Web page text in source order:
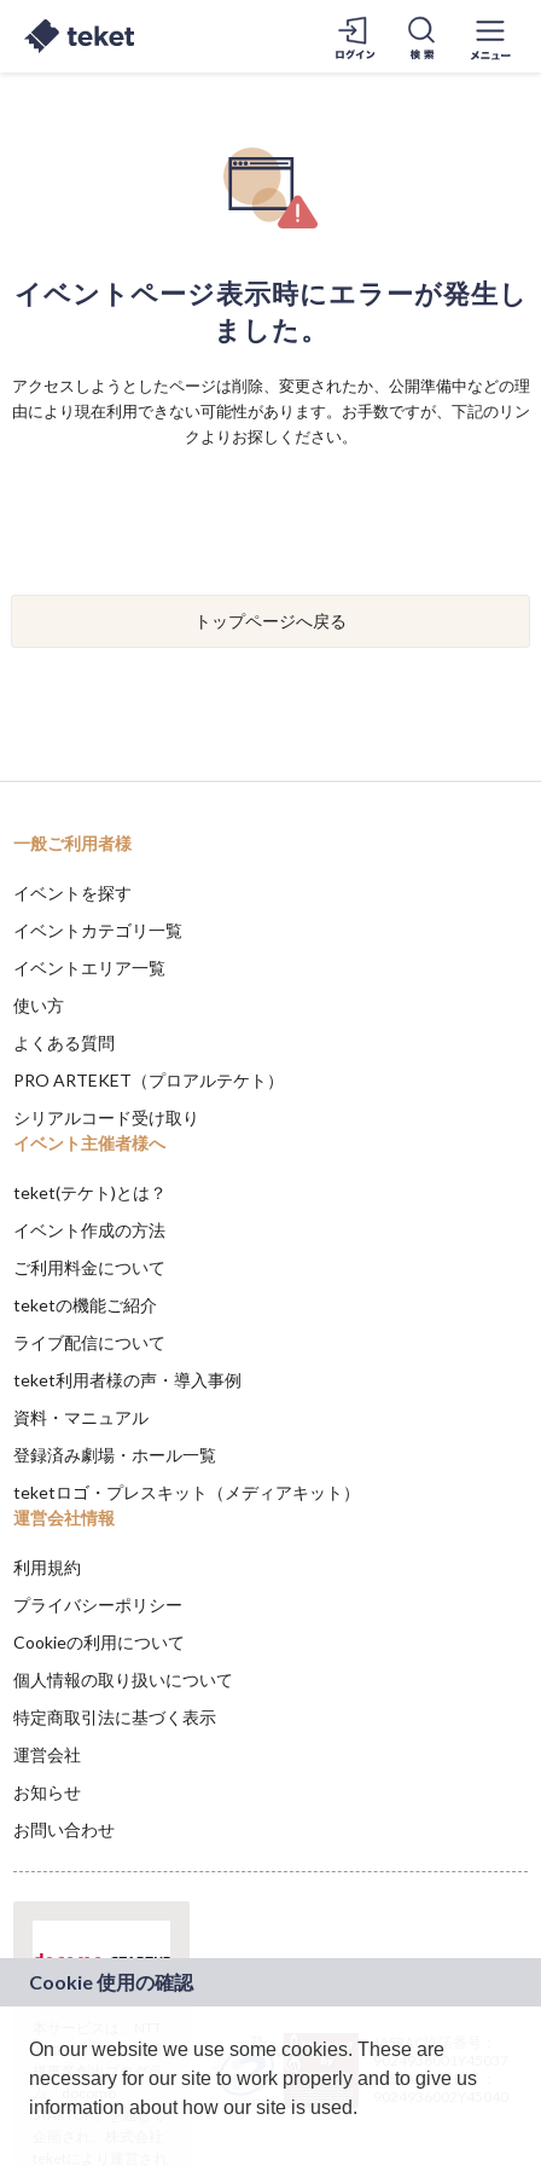
イベントページ表示時にエラーが発生し
ました。
アクセスしようとしたページは削除、変更されたか、公開準備中などの理
由により現在利用できない可能性があります。お手数ですが、下記のリン
クよりお探しください。
トップページへ戻る
一般ご利用者様
イベントを探す
イベントカテゴリ一覧
イベントエリア一覧
使い方
よくある質問
PRO ARTEKET（プロアルテケト）
シリアルコード受け取り
イベント主催者様へ
teket(テケト)とは？
イベント作成の方法
ご利用料金について
teketの機能ご紹介
ライブ配信について
teket利用者様の声・導入事例
資料・マニュアル
登録済み劇場・ホール一覧
teketロゴ・プレスキット（メディアキット）
運営会社情報
利用規約
プライバシーポリシー
Cookieの利用について
個人情報の取り扱いについて
特定商取引法に基づく表示
運営会社
お知らせ
お問い合わせ
ドコモグループの新
規事業創出プログラ
ム「docomo
STARTUP」を通じて
JASRAC許諾番号：
9024936001Y45037
JASRAC許諾番号：
On our website we use some cookies. These are
necessary for our site to work properly and to give us
information about how our site is used.